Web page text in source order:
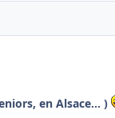
en Alsace... )